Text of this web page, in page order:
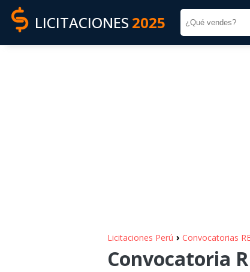
LICITACIONES 2025
Licitaciones Perú › Convocatorias
Convocatoria